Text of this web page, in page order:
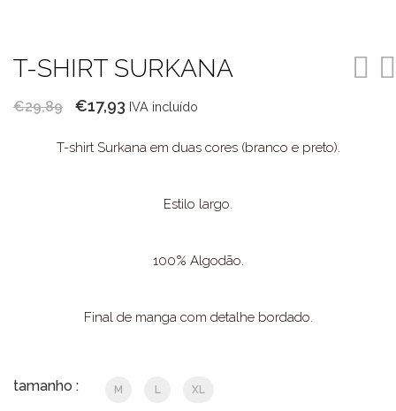
T-SHIRT SURKANA
€29,89
O
original
€17,93 O
atual
€17,93.
IVA incluído
T-shirt Surkana em duas cores (branco e preto).
Estilo largo.
100% Algodão.
Final de manga com detalhe bordado.
tamanho : M L XL